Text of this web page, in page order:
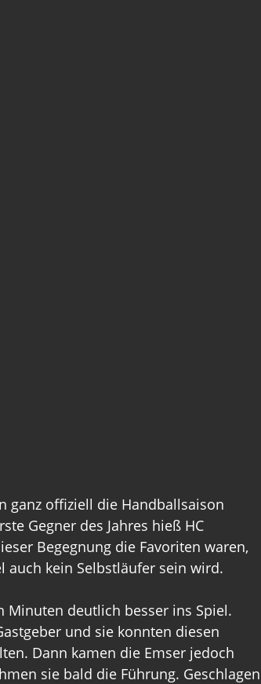
ganz offiziell die Handballsaison
Gegner des Jahres hieß HC
Begegnung die Favoriten waren,
auch kein Selbstläufer sein wird.
Minuten deutlich besser ins Spiel.
und sie konnten diesen
Dann kamen die Emser jedoch
sie bald die Führung. Geschlagen